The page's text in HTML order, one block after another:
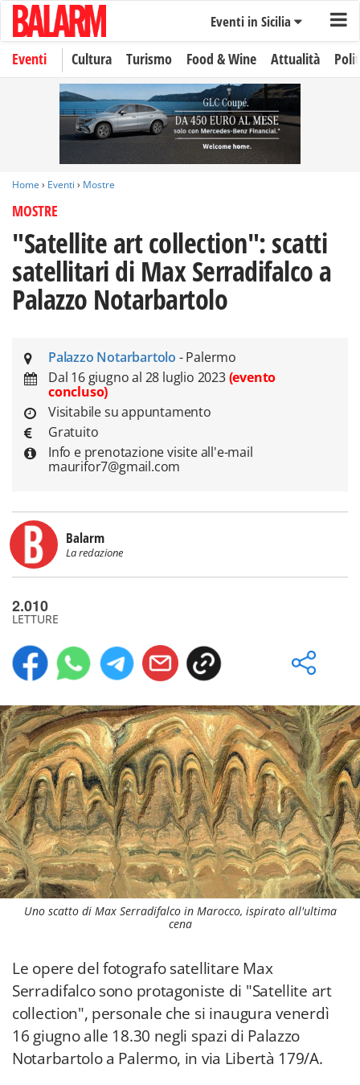
Eventi in Sicilia
Eventi Cultura Turismo Food & Wine Attualità
Home › Eventi › Mostre
MOSTRE
"Satellite art collection": scatti
satellitari di Max Serradifalco a
Palazzo Notarbartolo
Palazzo Notarbartolo - Palermo
Dal 16 giugno al 28 luglio 2023(evento
concluso)
Visitabile su appuntamento
Gratuito
Info e prenotazione visite all'e-mail
maurifor7@gmail.com
Balarm
La redazione
2.010
LETTURE
Uno scatto di Max Serradifalco in Marocco, ispirato all'ultima
cena
Le opere del fotografo satellitare Max
Serradifalco sono protagoniste di "Satellite art
collection", personale che si inaugura venerdì
16 giugno alle 18.30 negli spazi di Palazzo
Notarbartolo a Palermo, in via Libertà 179/A.